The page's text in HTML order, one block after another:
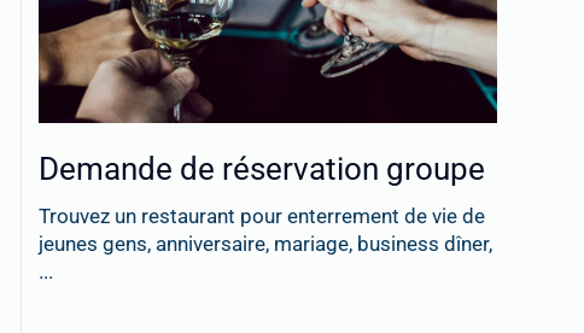
Demande de réservation groupe
Trouvez un restaurant pour enterrement de vie de
jeunes gens, anniversaire, mariage, business dîner,
...